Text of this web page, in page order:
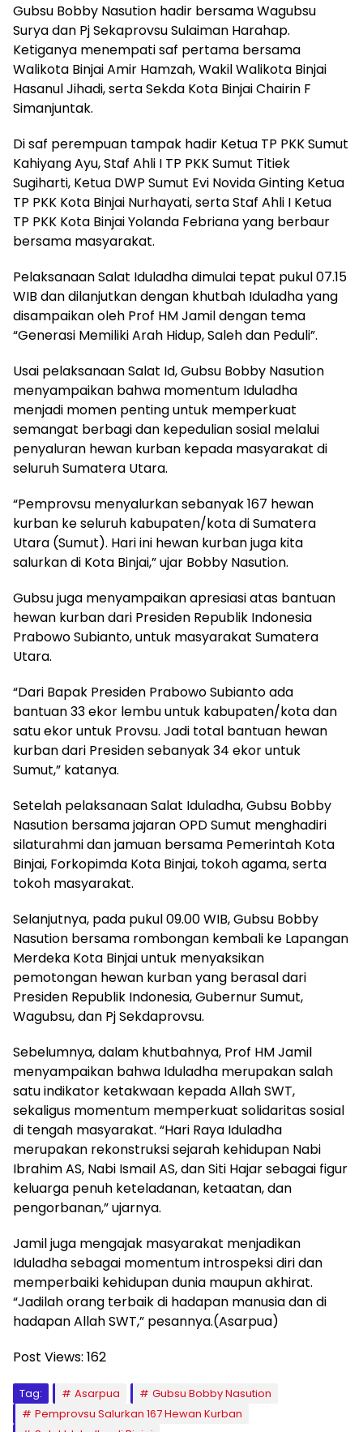
Gubsu Bobby Nasution hadir bersama Wagubsu
Surya dan Pj Sekaprovsu Sulaiman Harahap.
Ketiganya menempati saf pertama bersama
Walikota Binjai Amir Hamzah, Wakil Walikota Binjai
Hasanul Jihadi, serta Sekda Kota Binjai Chairin F
Simanjuntak.
Di saf perempuan tampak hadir Ketua TP PKK Sumut
Kahiyang Ayu, Staf Ahli I TP PKK Sumut Titiek
Sugiharti, Ketua DWP Sumut Evi Novida Ginting Ketua
TP PKK Kota Binjai Nurhayati, serta Staf Ahli I Ketua
TP PKK Kota Binjai Yolanda Febriana yang berbaur
bersama masyarakat.
Pelaksanaan Salat Iduladha dimulai tepat pukul 07.15
WIB dan dilanjutkan dengan khutbah Iduladha yang
disampaikan oleh Prof HM Jamil dengan tema
“Generasi Memiliki Arah Hidup, Saleh dan Peduli”.
Usai pelaksanaan Salat Id, Gubsu Bobby Nasution
menyampaikan bahwa momentum Iduladha
menjadi momen penting untuk memperkuat
semangat berbagi dan kepedulian sosial melalui
penyaluran hewan kurban kepada masyarakat di
seluruh Sumatera Utara.
“Pemprovsu menyalurkan sebanyak 167 hewan
kurban ke seluruh kabupaten/kota di Sumatera
Utara (Sumut). Hari ini hewan kurban juga kita
salurkan di Kota Binjai,” ujar Bobby Nasution.
Gubsu juga menyampaikan apresiasi atas bantuan
hewan kurban dari Presiden Republik Indonesia
Prabowo Subianto, untuk masyarakat Sumatera
Utara.
“Dari Bapak Presiden Prabowo Subianto ada
bantuan 33 ekor lembu untuk kabupaten/kota dan
satu ekor untuk Provsu. Jadi total bantuan hewan
kurban dari Presiden sebanyak 34 ekor untuk
Sumut,” katanya.
Setelah pelaksanaan Salat Iduladha, Gubsu Bobby
Nasution bersama jajaran OPD Sumut menghadiri
silaturahmi dan jamuan bersama Pemerintah Kota
Binjai, Forkopimda Kota Binjai, tokoh agama, serta
tokoh masyarakat.
Selanjutnya, pada pukul 09.00 WIB, Gubsu Bobby
Nasution bersama rombongan kembali ke Lapangan
Merdeka Kota Binjai untuk menyaksikan
pemotongan hewan kurban yang berasal dari
Presiden Republik Indonesia, Gubernur Sumut,
Wagubsu, dan Pj Sekdaprovsu.
Sebelumnya, dalam khutbahnya, Prof HM Jamil
menyampaikan bahwa Iduladha merupakan salah
satu indikator ketakwaan kepada Allah SWT,
sekaligus momentum memperkuat solidaritas sosial
di tengah masyarakat. “Hari Raya Iduladha
merupakan rekonstruksi sejarah kehidupan Nabi
Ibrahim AS, Nabi Ismail AS, dan Siti Hajar sebagai figur
keluarga penuh keteladanan, ketaatan, dan
pengorbanan,” ujarnya.
Jamil juga mengajak masyarakat menjadikan
Iduladha sebagai momentum introspeksi diri dan
memperbaiki kehidupan dunia maupun akhirat.
“Jadilah orang terbaik di hadapan manusia dan di
hadapan Allah SWT,” pesannya.(Asarpua)
Post Views: 162
Tag: Asarpua
Gubsu Bobby Nasution
Pemprovsu Salurkan 167 Hewan Kurban